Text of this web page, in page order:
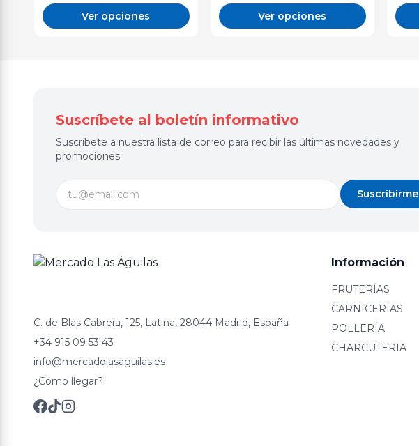
Ver opciones Ver opciones
Suscríbete al boletín informativo
Suscríbete a nuestra lista de correo para recibir las últimas novedades y
promociones.
Suscribirme
C. de Blas Cabrera, 125, Latina, 28044 Madrid, España
+34 915 09 53 43
info@mercadolasaguilas.es
¿Cómo llegar?
Información
FRUTERÍAS
CARNICERIAS
POLLERÍA
CHARCUTERIA